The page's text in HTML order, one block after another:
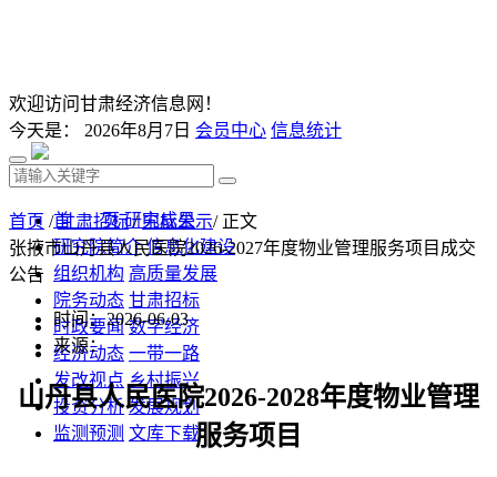
欢迎访问甘肃经济信息网！
今天是： 2026年8月7日 会员中心 信息统计
首 页 研究成果
研究院简介 信息化建设
组织机构 高质量发展
院务动态 甘肃招标
时政要闻 数字经济
经济动态 一带一路
发改视点 乡村振兴
投资分析 发展规划
监测预测 文库下载
首页 /甘肃招标/中标公示/ 正文
张掖市山丹县人民医院2026-2027年度物业管理服务项目成交
公告
时间：2026-06-03
来源：
山丹县人民医院2026-2028年度物业管理
服务项目